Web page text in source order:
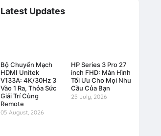
Latest Updates
Bộ Chuyển Mạch
HDMI Unitek
V133A: 4K/30Hz 3
Vào 1 Ra, Thỏa Sức
Giải Trí Cùng
Remote
05 August, 2026
HP Series 3 Pro 27
inch FHD: Màn Hình
Tối Ưu Cho Mọi Nhu
Cầu Của Bạn
25 July, 2026